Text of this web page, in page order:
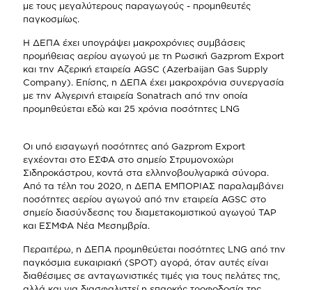
με τους μεγαλύτερους παραγωγούς - προμηθευτές
παγκοσμίως.
Η ΔΕΠΑ έχει υπογράψει μακροχρόνιες συμβάσεις
προμήθειας αερίου αγωγού με τη Ρωσική Gazprom Export
και την Αζερική εταιρεία AGSC (Azerbaijan Gas Supply
Company). Επίσης, η ΔΕΠΑ έχει μακροχρόνια συνεργασία
με την Αλγερινή εταιρεία Sonatrach από την οποία
προμηθεύεται εδώ και 25 χρόνια ποσότητες LNG
Οι υπό εισαγωγή ποσότητες από Gazprom Export
εγχέονται στο ΕΣΦΑ στο σημείο Στρυμονοχώρι
Σιδηροκάστρου, κοντά στα ελληνοβουλγαρικά σύνορα.
Από τα τέλη του 2020, η ΔΕΠΑ ΕΜΠΟΡΙΑΣ παραλαμβάνει
ποσότητες αερίου αγωγού από την εταιρεία AGSC στο
σημείο διασύνδεσης του διαμετακομιστικού αγωγού TAP
και ΕΣΜΦΑ Νέα Μεσημβρία.
Περαιτέρω, η ΔΕΠΑ προμηθεύεται ποσότητες LNG από την
παγκόσμια ευκαιριακή (SPOT) αγορά, όταν αυτές είναι
διαθέσιμες σε ανταγωνιστικές τιμές για τους πελάτες της,